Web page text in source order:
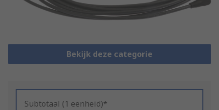
Bekijk deze categorie
Subtotaal (1 eenheid)*